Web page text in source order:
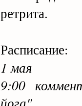
ретрита.
Расписание:
1 мая
9:00